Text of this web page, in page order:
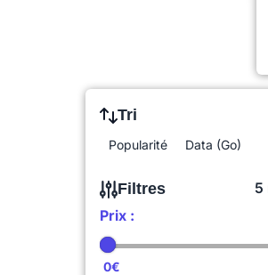
Tri
Popularité Data (Go)
Filtres
5
Prix :